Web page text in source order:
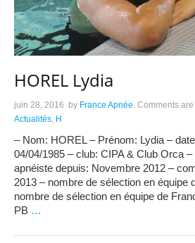
HOREL Lydia
juin 28, 2016 by France Apnée Comments are
Actualités, H
– Nom: HOREL – Prénom: Lydia –
04/04/1985 – club: CIPA & Club Orca
apnéiste depuis: Novembre 2012 –
2013 – nombre de sélection en équipe
nombre de sélection en équipe de
PB …